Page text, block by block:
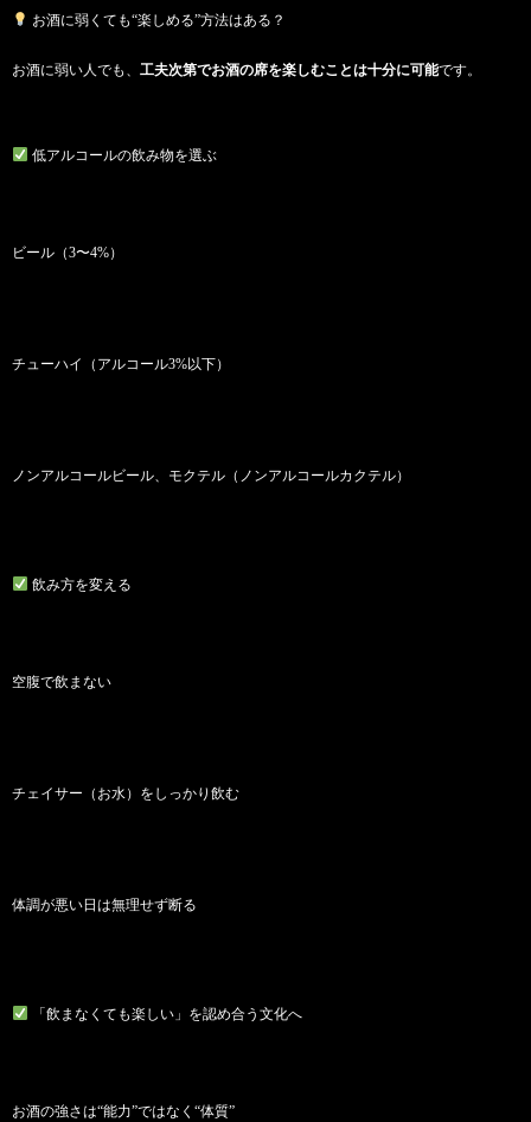
お酒に弱くても“楽しめる”方法はある？
お酒に弱い人でも、 工夫次第でお酒の席を楽しむことは十分に可能です。
低アルコールの飲み物を選ぶ
ビール（3〜4%）
チューハイ（アルコール3%以下）
ノンアルコールビール、モクテル（ノンアルコールカクテル）
飲み方を変える
空腹で飲まない
チェイサー（お水）をしっかり飲む
体調が悪い日は無理せず断る
「飲まなくても楽しい」を認め合う文化へ
お酒の強さは“能力”ではなく“体質”